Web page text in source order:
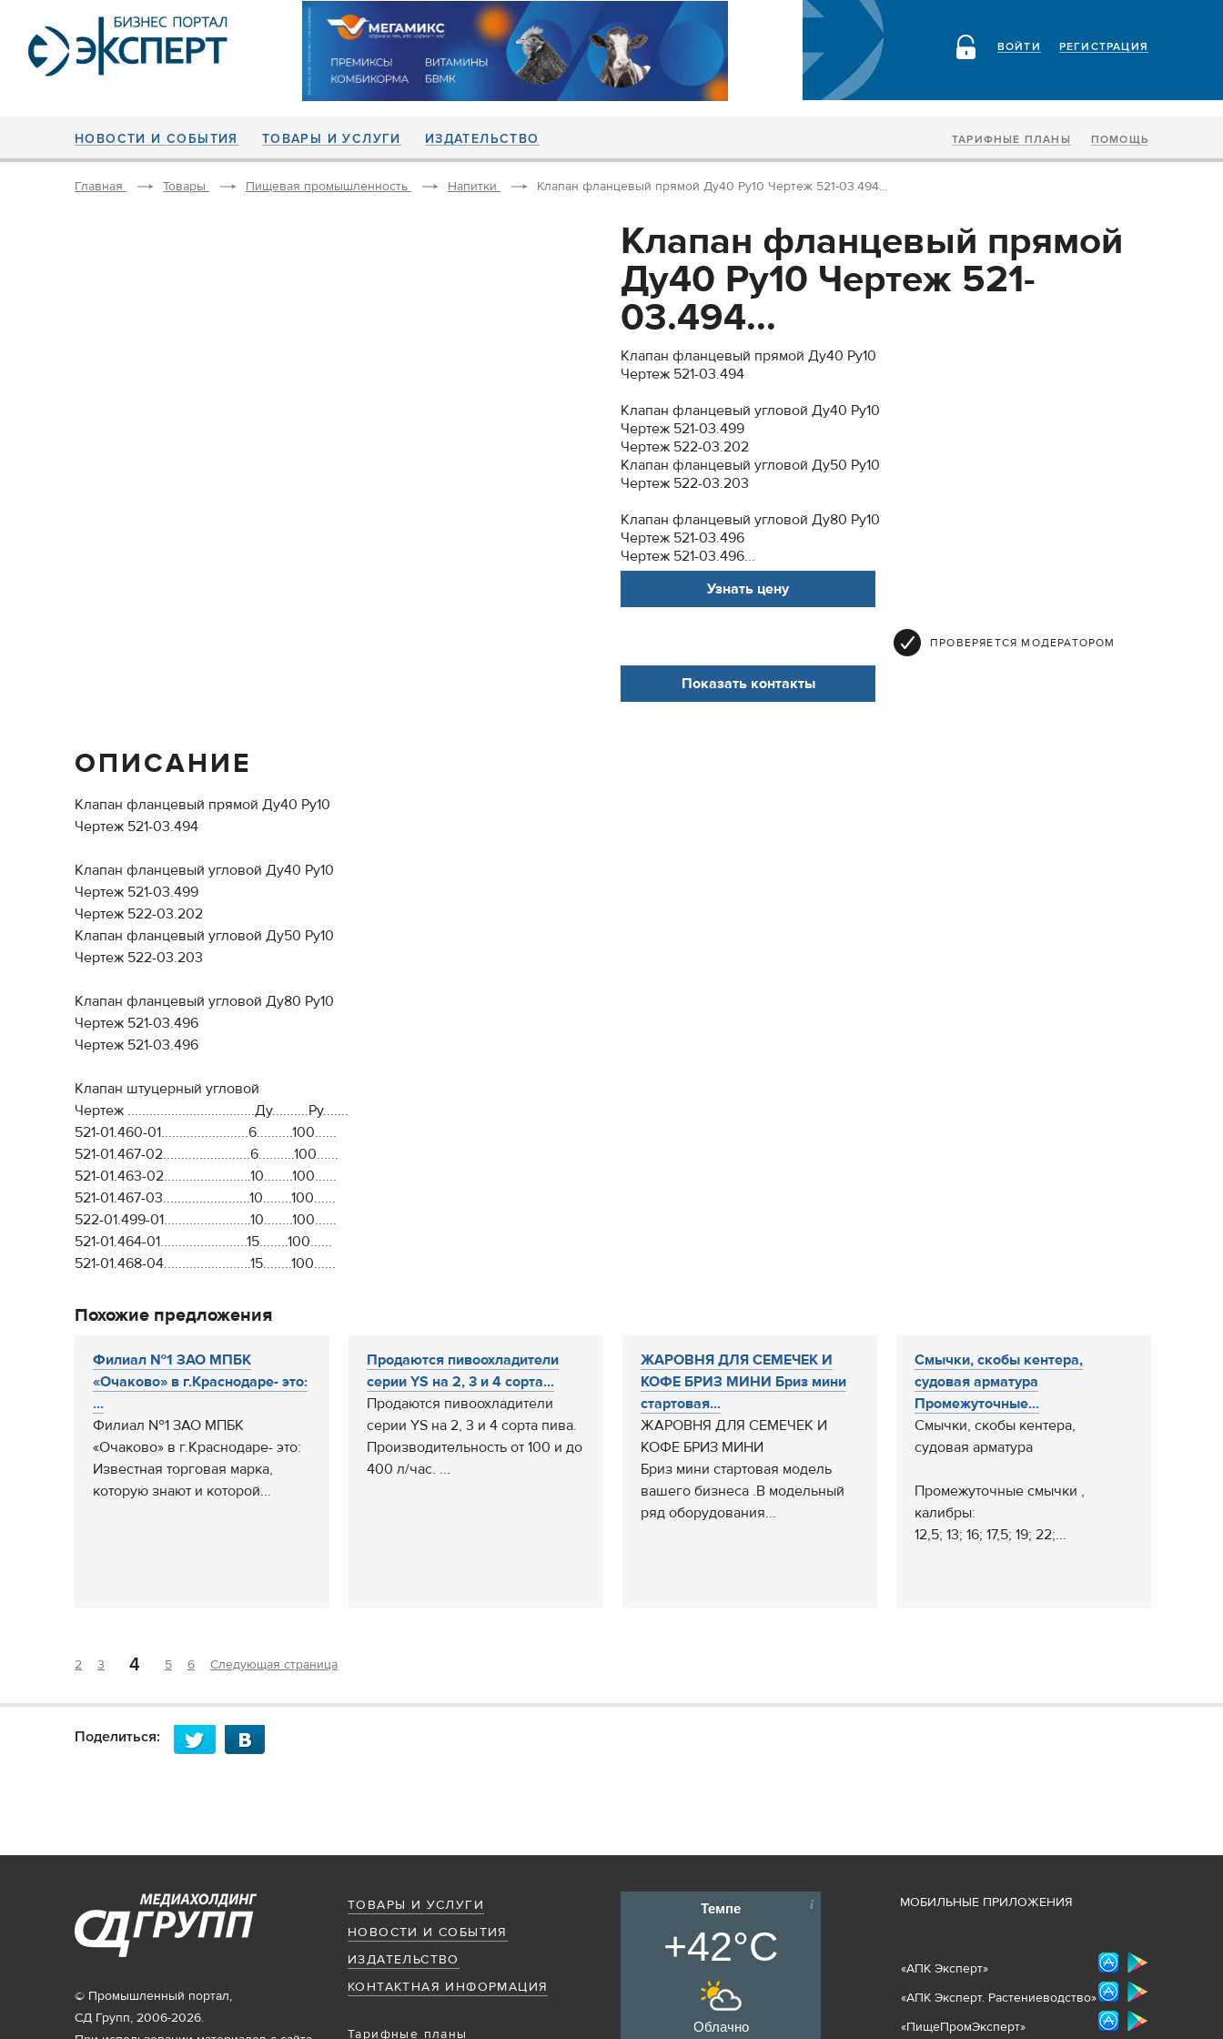
РЕГИСТРАЦИЯ
ВОЙТИ
НОВОСТИ И СОБЫТИЯ ТОВАРЫ И УСЛУГИ ИЗДАТЕЛЬСТВО ТАРИФНЫЕ ПЛАНЫ ПОМОЩЬ
Главная Товары Пищевая промышленность Напитки Клапан фланцевый прямой Ду40 Ру10 Чертеж 521-03.494...
Клапан фланцевый прямой
Ду40 Ру10 Чертеж 521-
03.494...
Клапан фланцевый прямой Ду40 Ру10
Чертеж 521-03.494
Клапан фланцевый угловой Ду40 Ру10
Чертеж 521-03.499
Чертеж 522-03.202
Клапан фланцевый угловой Ду50 Ру10
Чертеж 522-03.203
Клапан фланцевый угловой Ду80 Ру10
Чертеж 521-03.496
Чертеж 521-03.496...
Узнать цену
ПРОВЕРЯЕТСЯ МОДЕРАТОРОМ
Показать контакты
ОПИСАНИЕ
Клапан фланцевый прямой Ду40 Ру10
Чертеж 521-03.494
Клапан фланцевый угловой Ду40 Ру10
Чертеж 521-03.499
Чертеж 522-03.202
Клапан фланцевый угловой Ду50 Ру10
Чертеж 522-03.203
Клапан фланцевый угловой Ду80 Ру10
Чертеж 521-03.496
Чертеж 521-03.496
Клапан штуцерный угловой
Чертеж ...................................Ду..........Ру.......
521-01.460-01........................6..........100......
521-01.467-02........................6..........100......
521-01.463-02........................10........100......
521-01.467-03........................10........100......
522-01.499-01........................10........100......
521-01.464-01........................15........100......
521-01.468-04........................15........100......
Похожие предложения
Филиал №1 ЗАО МПБК
«Очаково» в г.Краснодаре- это:
...
Филиал №1 ЗАО МПБК
«Очаково» в г.Краснодаре- это:
Известная торговая марка,
которую знают и которой...
Продаются пивоохладители
серии YS на 2, 3 и 4 сорта...
Продаются пивоохладители
серии YS на 2, 3 и 4 сорта пива.
Производительность от 100 и до
400 л/час. ...
ЖАРОВНЯ ДЛЯ СЕМЕЧЕК И
КОФЕ БРИЗ МИНИ Бриз мини
стартовая...
ЖАРОВНЯ ДЛЯ СЕМЕЧЕК И
КОФЕ БРИЗ МИНИ
Бриз мини стартовая модель
вашего бизнеса .В модельный
ряд оборудования...
Смычки, скобы кентера,
судовая арматура
Промежуточные...
Смычки, скобы кентера,
судовая арматура
Промежуточные смычки ,
калибры:
12,5; 13; 16; 17,5; 19; 22;...
2 3 4 5 6 Следующая страница
Поделиться:
ТОВАРЫ И УСЛУГИ
НОВОСТИ И СОБЫТИЯ
ИЗДАТЕЛЬСТВО
КОНТАКТНАЯ ИНФОРМАЦИЯ
Тарифные планы
© Промышленный портал,
СД Групп, 2006-2026.
Темпе
+42°C
Облачно
МОБИЛЬНЫЕ ПРИЛОЖЕНИЯ
«АПК Эксперт»
«АПК Эксперт. Растениеводство»
«ПищеПромЭксперт»